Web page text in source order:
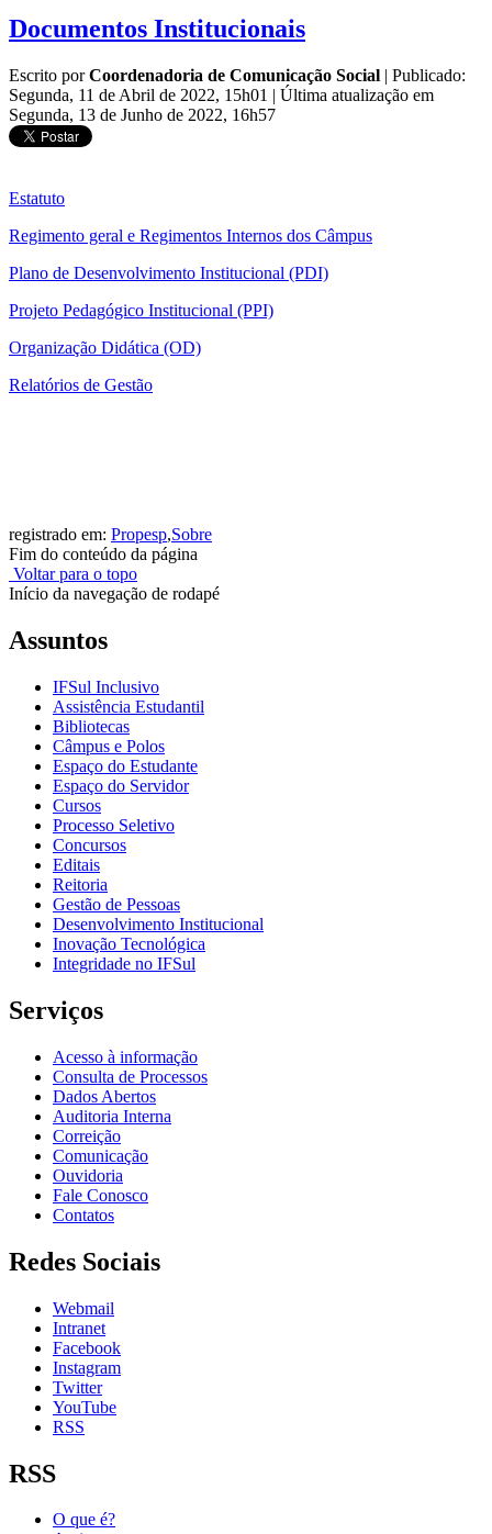
Documentos Institucionais
Escrito porCoordenadoria de Comunicação Social | Publicado:
Segunda, 11 de Abril de 2022, 15h01 | Última atualização em
Segunda, 13 de Junho de 2022, 16h57
Estatuto
Regimento geral e Regimentos Internos dos Câmpus
Plano de Desenvolvimento Institucional (PDI)
Projeto Pedagógico Institucional (PPI)
Organização Didática (OD)
Relatórios de Gestão
registrado em: Propesp,Sobre
Fim do conteúdo da página
Voltar para o topo
Início da navegação de rodapé
Assuntos
IFSul Inclusivo
Assistência Estudantil
Bibliotecas
Câmpus e Polos
Espaço do Estudante
Espaço do Servidor
Cursos
Processo Seletivo
Concursos
Editais
Reitoria
Gestão de Pessoas
Desenvolvimento Institucional
Inovação Tecnológica
Integridade no IFSul
Serviços
Acesso à informação
Consulta de Processos
Dados Abertos
Auditoria Interna
Correição
Comunicação
Ouvidoria
Fale Conosco
Contatos
Redes Sociais
Webmail
Intranet
Facebook
Instagram
Twitter
YouTube
RSS
RSS
O que é?